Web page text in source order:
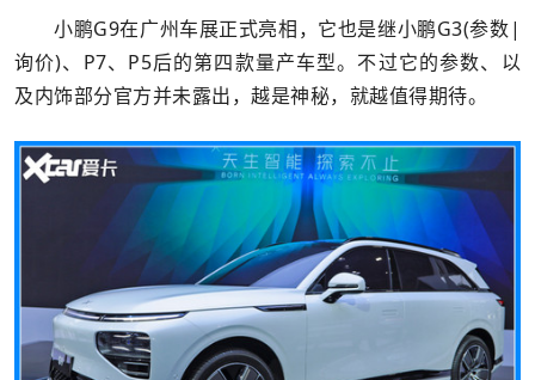
小鹏G9在广州车展正式亮相，它也是继小鹏G3(参数|
询价)、P7、P5后的第四款量产车型。不过它的参数、以
及内饰部分官方并未露出，越是神秘，就越值得期待。